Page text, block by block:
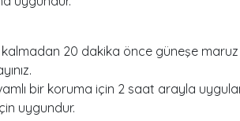
20 dakika önce güneşe
bir koruma için 2 saat arayla
uygundur.